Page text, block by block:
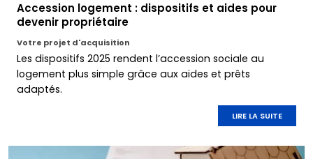
Accession logement : dispositifs et aides pour
devenir propriétaire
Votre projet d'acquisition
Les dispositifs 2025 rendent l’accession sociale au
logement plus simple grâce aux aides et prêts
adaptés.
LIRE LA SUITE